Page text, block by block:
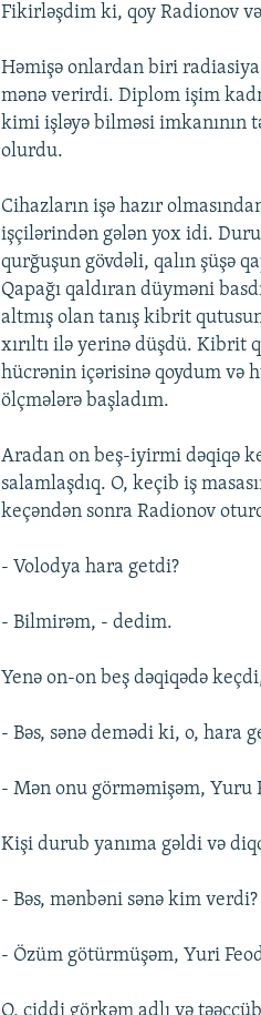
Fikirləşdim ki, qoy Radionov
Həmişə onlardan biri
mənə verirdi. Diplom işim
kimi işləyə bilməsi imkanının
olurdu.
Cihazların işə hazır
işçilərindən gələn yox idi.
qurğuşun gövdəli, qalın şüşə
Qapağı qaldıran düyməni
altmış olan tanış kibrit
xırıltı ilə yerinə düşdü. Kibrit
hücrənin içərisinə qoydum və
ölçmələrə başladım.
Aradan on beş-iyirmi dəqiqə
salamlaşdıq. O, keçib iş
keçəndən sonra Radionov
- Volodya hara getdi?
- Bilmirəm, - dedim.
Yenə on-on beş dəqiqədə
- Bəs, sənə demədi ki, o, hara
- Mən onu görməmişəm, Yuru
Kişi durub yanıma gəldi və
- Bəs, mənbəni sənə kim verdi?
- Özüm götürmüşəm, Yuri